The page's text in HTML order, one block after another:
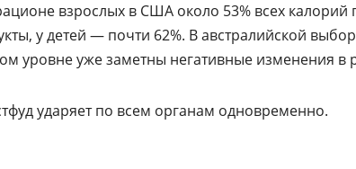
взрослых в США около 53% всех калорий
у детей — почти 62%. В австралийской
уровне уже заметны негативные изменения в
ударяет по всем органам одновременно.